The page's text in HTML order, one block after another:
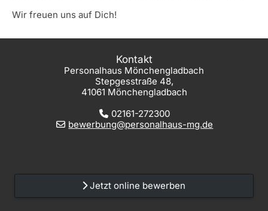
Wir freuen uns auf Dich!
Kontakt
Personalhaus Mönchengladbach
Stepgesstraße 48,
41061 Mönchengladbach
02161-272300
bewerbung@personalhaus-mg.de
Jetzt online bewerben